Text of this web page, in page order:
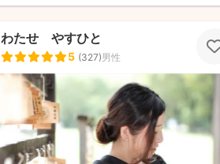
わたせ やすひと
5 (327)男性